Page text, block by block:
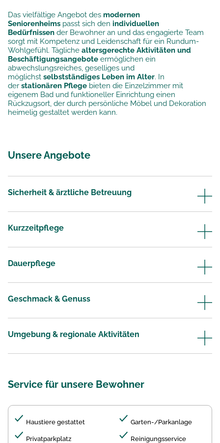
Das vielfältige Angebot des modernen
Seniorenheims passt sich den individuellen
Bedürfnissen der Bewohner an und das engagierte Team
sorgt mit Kompetenz und Leidenschaft für ein Rundum-
Wohlgefühl. Tägliche altersgerechte Aktivitäten und
Beschäftigungsangebote ermöglichen ein
abwechslungsreiches, geselliges und
möglichst selbstständiges Leben im Alter. In
der stationären Pflege bieten die Einzelzimmer mit
eigenem Bad und funktioneller Einrichtung einen
Rückzugsort, der durch persönliche Möbel und Dekoration
heimelig gestaltet werden kann.
Unsere Angebote
Sicherheit & ärztliche Betreuung
Kurzzeitpflege
Dauerpflege
Geschmack & Genuss
Umgebung & regionale Aktivitäten
Service für unsere Bewohner
Haustiere gestattet Garten-/Parkanlage
Privatparkplatz Reinigungsservice